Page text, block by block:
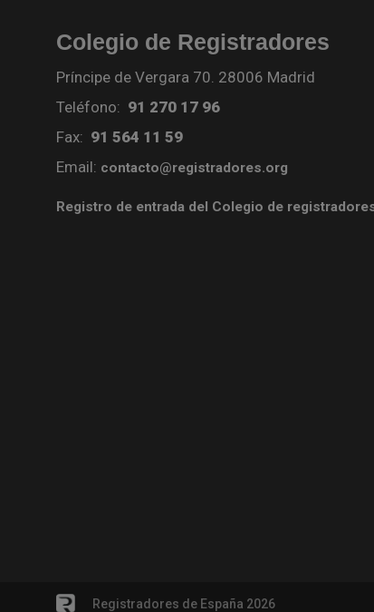
Colegio de Registradores
Príncipe de Vergara 70. 28006 Madrid
Teléfono: 91 270 17 96
Fax: 91 564 11 59
Email: contacto@registradores.org
Registro de entrada del Colegio de
Registradores de España 2026